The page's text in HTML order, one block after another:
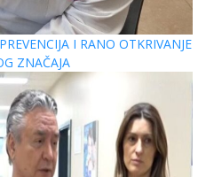
I RANO OTKRIVANJE
ZNAČAJA